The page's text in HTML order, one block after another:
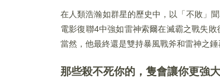
在人類浩瀚如群星的歷史中，以「不敗」
電影復聯4中強如雷神索爾在滅霸之戰失
當然，他最終還是雙持暴風戰斧和雷神之錘
那些殺不死你的，隻會讓你更強大